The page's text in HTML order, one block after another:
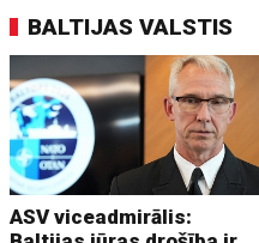
BALTIJAS VALSTIS
ASV viceadmirālis: